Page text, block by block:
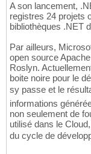
A son lancement,
registres 24 projets
bibliothèques .NET
Par ailleurs,
open source
Roslyn.
boite noire pour le
sy passe et le
informations
non seulement de
utilisé dans le
du cycle de